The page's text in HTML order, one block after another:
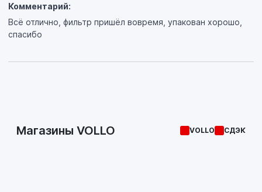
Комментарий:
Всё отлично, фильтр пришёл вовремя, упакован хорошо,
спасибо
Магазины VOLLO VOLLO СДЭК